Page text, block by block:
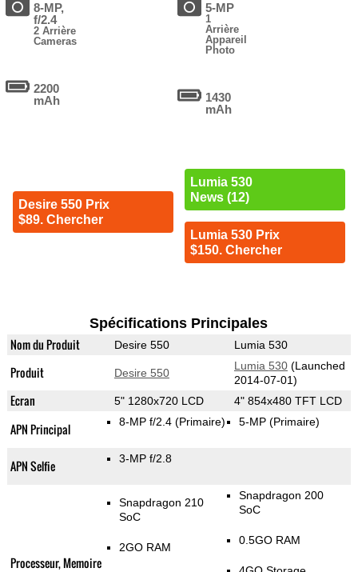
8-MP,
f/2.4
2 Arrière
Cameras
2200
mAh
Desire 550 Prix
$89. Chercher
5-MP
1
Arrière
Appareil
Photo
1430
mAh
Lumia 530
News (12)
Lumia 530 Prix
$150. Chercher
Spécifications Principales
Nom du Produit Desire 550 Lumia 530
Produit Desire 550
Lumia 530(Launched
2014-07-01)
Ecran 5" 1280x720 LCD 4" 854x480 TFT LCD
APN Principal 8-MP f/2.4 (Primaire) 5-MP (Primaire)
APN Selfie 3-MP f/2.8
Processeur, Memoire
Snapdragon 210
SoC
2GO RAM
Snapdragon 200
SoC
0.5GO RAM